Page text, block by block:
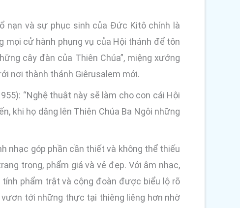
nạn và sự phục sinh của Đức Kitô chính là
mọi cử hành phụng vụ của Hội thánh để tôn
cây đàn của Thiên Chúa”, miệng xướng
nơi thành thánh Giêrusalem mới.
“Nghệ thuật này sẽ làm cho con cái Hội
khi họ dâng lên Thiên Chúa Ba Ngôi những
nhạc góp phần cần thiết và không thể thiếu
trọng, phẩm giá và vẻ đẹp. Với âm nhạc,
phẩm trật và cộng đoàn được biểu lộ rõ
tới những thực tại thiêng liêng hơn nhờ